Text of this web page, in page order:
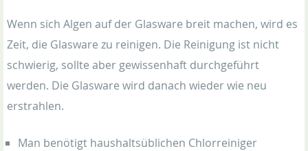
Wenn sich Algen auf der Glasware breit machen, wird es
Zeit, die Glasware zu reinigen. Die Reinigung ist nicht
schwierig, sollte aber gewissenhaft durchgeführt
werden. Die Glasware wird danach wieder wie neu
erstrahlen.
Man benötigt haushaltsüblichen Chlorreiniger